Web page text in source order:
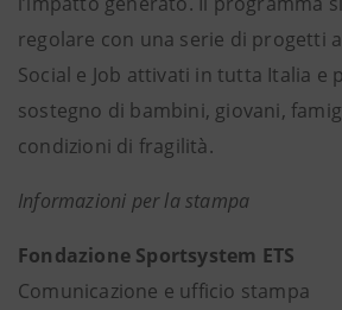
regolare con una serie di progetti
Social e Job attivati in tutta Italia e
sostegno di bambini, giovani,
condizioni di fragilità.
Informazioni per la stampa
Fondazione Sportsystem ETS
Comunicazione e ufficio stampa